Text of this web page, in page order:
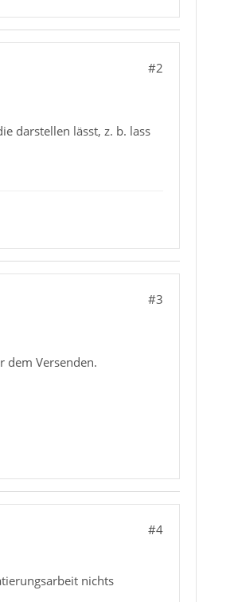
#2
darstellen lässt, z. b. lass
#3
dem Versenden.
#4
nichts